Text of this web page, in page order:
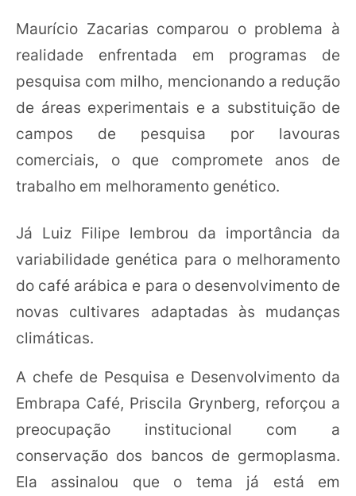
Maurício Zacarias comparou o problema à
realidade enfrentada em programas de
pesquisa com milho, mencionando a redução
de áreas experimentais e a substituição de
campos de pesquisa por lavouras
comerciais, o que compromete anos de
trabalho em melhoramento genético.
Já Luiz Filipe lembrou da importância da
variabilidade genética para o melhoramento
do café arábica e para o desenvolvimento de
novas cultivares adaptadas às mudanças
climáticas.
A chefe de Pesquisa e Desenvolvimento da
Embrapa Café, Priscila Grynberg, reforçou a
preocupação institucional com a
conservação dos bancos de germoplasma.
Ela assinalou que o tema já está em